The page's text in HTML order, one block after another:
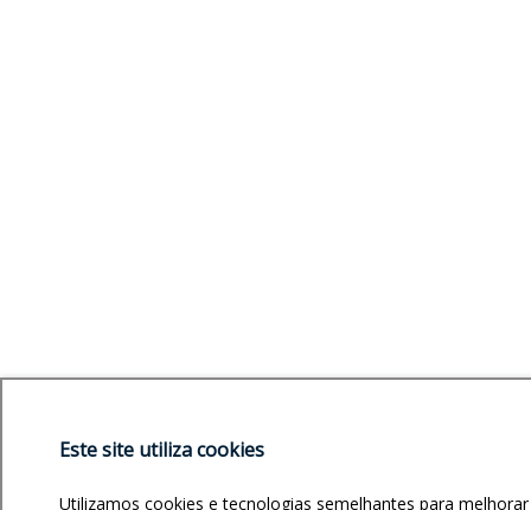
Este site utiliza cookies
Utilizamos cookies e tecnologias semelhantes para